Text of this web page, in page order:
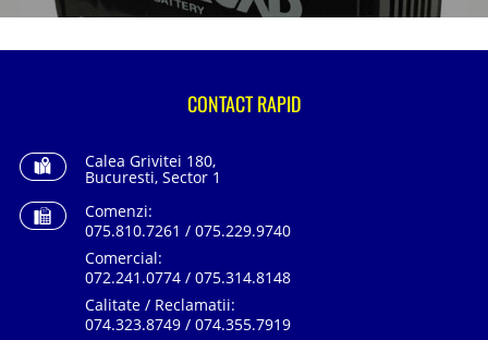
CONTACT RAPID
Calea Grivitei 180,
Bucuresti, Sector 1
Comenzi:
075.810.7261 / 075.229.9740
Comercial:
072.241.0774 / 075.314.8148
Calitate / Reclamatii:
074.323.8749 / 074.355.7919